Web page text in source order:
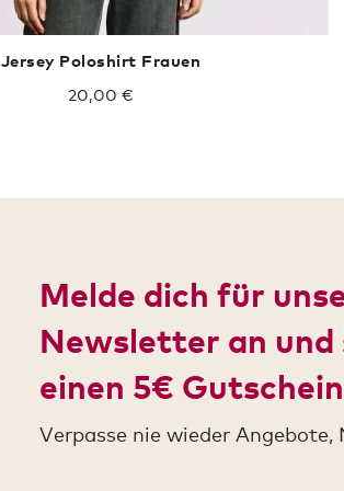
Jersey Poloshirt Frauen
20,00 €
Melde dich für
Newsletter an und
einen 5€
Verpasse nie wieder